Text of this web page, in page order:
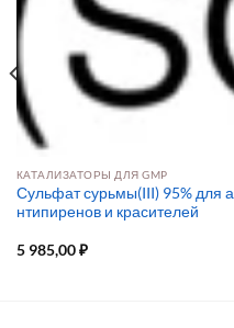
КАТАЛИЗАТОРЫ ДЛЯ GMP
Сульфат сурьмы(III) 95% для а
нтипиренов и красителей
5 985,00₽